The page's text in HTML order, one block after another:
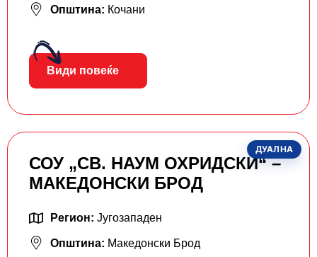
Општина: Кочани
Види повеќе
ДУАЛНА
СОУ „СВ. НАУМ ОХРИДСКИ“ –
МАКЕДОНСКИ БРОД
Регион: Југозападен
Општина: Македонски Брод